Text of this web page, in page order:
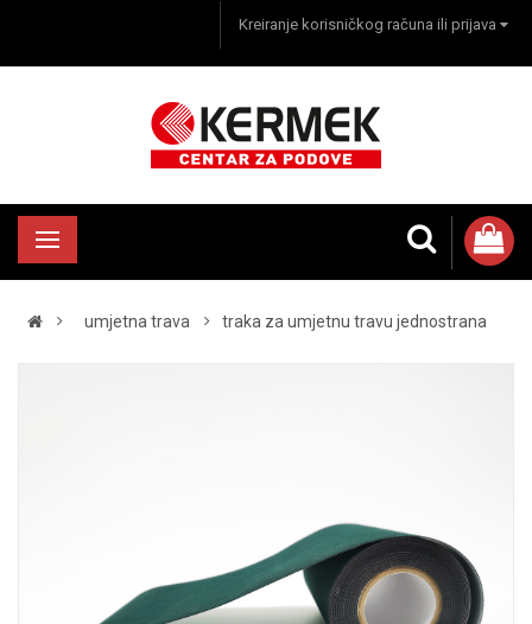
Kreiranje korisničkog računa ili prijava
umjetna trava traka za umjetnu travu jednostrana